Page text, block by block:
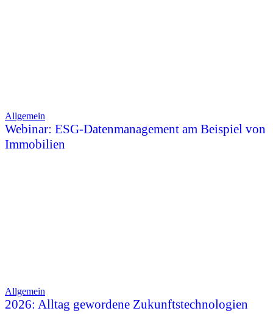
Allgemein
Webinar: ESG-Datenmanagement am Beispiel von
Immobilien
Allgemein
2026: Alltag gewordene Zukunftstechnologien